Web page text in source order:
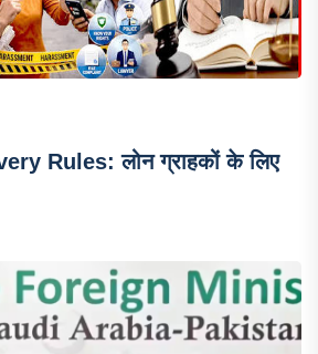
Rules: लोन ग्राहकों के लिए